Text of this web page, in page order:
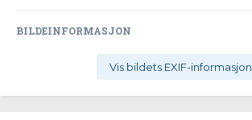
BILDEINFORMASJON
Vis bildets EXIF-informasjon